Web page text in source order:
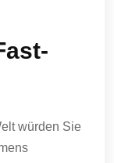
würden Sie